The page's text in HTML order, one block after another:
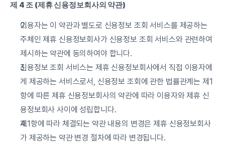
제 4 조 (제휴 신용정보회사의 약관)
이용자는 이 약관과 별도로 신용정보 조회 서비스를 제공하는
주체인 제휴 신용정보회사가 신용정보 조회 서비스와 관련하여
제시하는 약관에 동의하여야 합니다.
신용정보 조회 서비스는 제휴 신용정보회사에서 직접 이용자에
게 제공하는 서비스로서, 신용정보 조회에 관한 법률관계는 제1
항에 따른 제휴 신용정보회사의 약관에 따라 이용자와 제휴 신
용정보회사 사이에 성립합니다.
제1항에 따라 체결되는 약관 내용의 변경은 제휴 신용정보회사
가 제공하는 약관 변경 절차에 따라 변경됩니다.